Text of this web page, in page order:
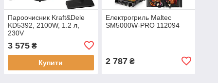
Пароочисник Kraft&Dele
KD5392, 2100W, 1.2 л,
230V
3 575 ₴
Купити
Електрогриль Maltec
SM5000W-PRO 112094
2 787₴